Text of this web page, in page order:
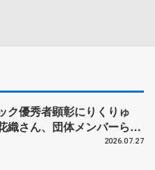
ク優秀者顕彰にりくりゅ
織さん、団体メンバーら
科省が表彰式、ブルーノ・
2026.07.27